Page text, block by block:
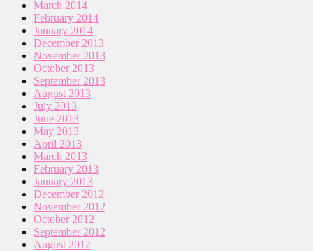
March 2014
February 2014
January 2014
December 2013
November 2013
October 2013
September 2013
August 2013
July 2013
June 2013
May 2013
April 2013
March 2013
February 2013
January 2013
December 2012
November 2012
October 2012
September 2012
August 2012